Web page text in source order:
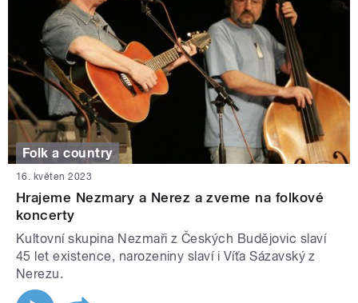
Folk a country
16. květen 2023
Hrajeme Nezmary a Nerez a zveme na folkové
koncerty
Kultovní skupina Nezmaři z Českých Budějovic slaví
45 let existence, narozeniny slaví i Víťa Sázavský z
Nerezu.